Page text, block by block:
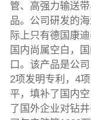
管、高强力输送
品。公司研发的
际上只有德国康
国内尚属空白，
口。该产品是公
2项发明专利，4
平，填补了国内
了国外企业对钻